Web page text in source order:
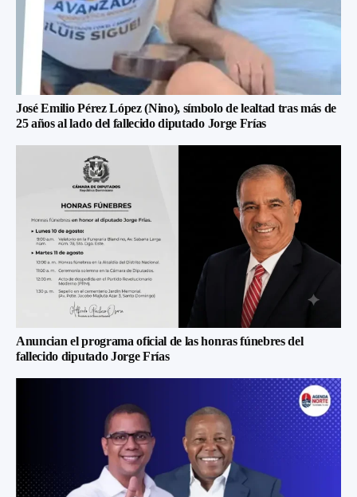
José Emilio Pérez López (Nino), símbolo de lealtad tras más de
25 años al lado del fallecido diputado Jorge Frías
Anuncian el programa oficial de las honras fúnebres del
fallecido diputado Jorge Frías